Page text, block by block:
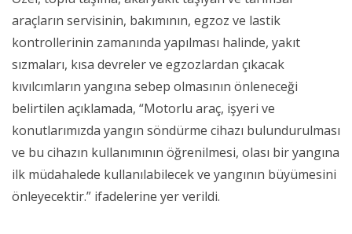
araçların servisinin, bakımının, egzoz ve lastik
kontrollerinin zamanında yapılması halinde, yakıt
sızmaları, kısa devreler ve egzozlardan çıkacak
kıvılcımların yangına sebep olmasının önleneceği
belirtilen açıklamada, “Motorlu araç, işyeri ve
konutlarımızda yangın söndürme cihazı bulundurulması
ve bu cihazın kullanımının öğrenilmesi, olası bir yangına
ilk müdahalede kullanılabilecek ve yangının büyümesini
önleyecektir.” ifadelerine yer verildi.